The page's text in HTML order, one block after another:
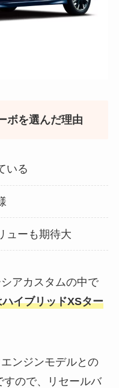
ボを選んだ理由
いる
ューも期待大
アカスタムの中で
イブリッドXSター
ンジンモデルとの
ので、リセールバ